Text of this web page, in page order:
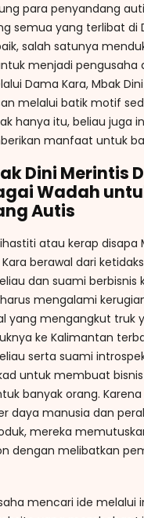
para penyandang
semua yang terlibat di
salah satunya
menjadi pengusaha
Dama Kara, Mbak
melalui batik motif
hanya itu, beliau juga
manfaat untuk
Dini Merintis
Wadah
Autis
atau kerap disapa
berawal dari
dan suami berbisnis
mengalami
yang mengangkut truk
ke Kalimantan
serta suami
untuk membuat
banyak orang. Karena
daya manusia dan
mereka
dengan melibatkan
mencari ide melalui